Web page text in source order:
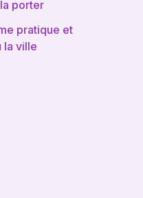
porter
pratique et
la ville